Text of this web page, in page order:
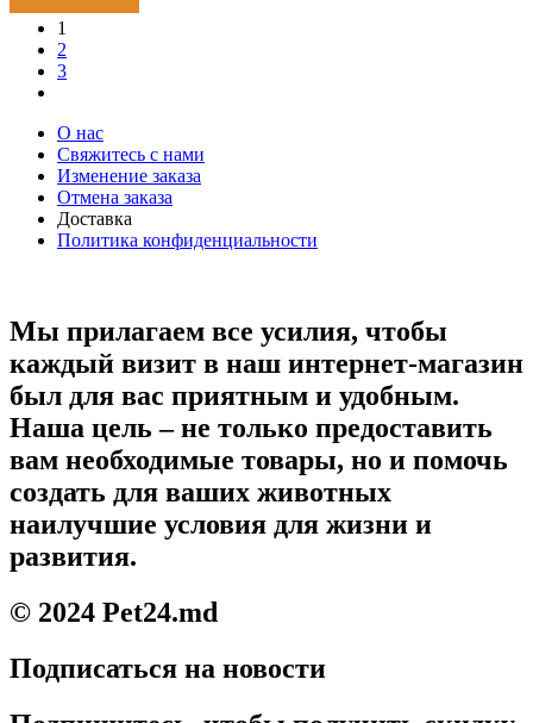
1
2
3
О нас
Свяжитесь с нами
Изменение заказа
Отмена заказа
Доставка
Политика конфиденциальности
Мы прилагаем все усилия, чтобы
каждый визит в наш интернет-магазин
был для вас приятным и удобным.
Наша цель – не только предоставить
вам необходимые товары, но и помочь
создать для ваших животных
наилучшие условия для жизни и
развития.
© 2024 Pet24.md
Подписаться на новости